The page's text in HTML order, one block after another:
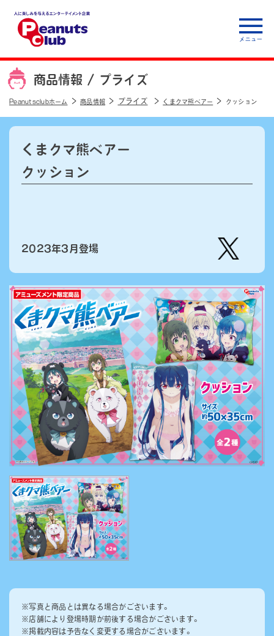
人に楽しみを与えるエ
ンターテイメント企
業 Peanuts club
商品情報 / プライズ
Peanutsclubホーム 商品情報 プライズ くまクマ熊ベアー クッション
くまクマ熊ベアー
クッション
2023年3月登場
ーナッ
ツクラ
ブのプ
ライズ
商品の
Xはこ
ちら
※写真と商品とは異なる場合がございます。
※店舗により登場時期が前後する場合がございます。
※掲載内容は予告なく変更する場合がございます。